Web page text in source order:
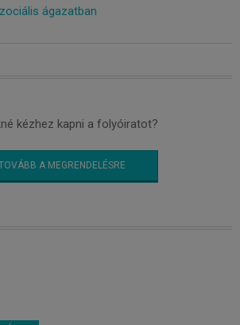
ágazatban
kézhez kapni a folyóiratot?
A MEGRENDELÉSRE